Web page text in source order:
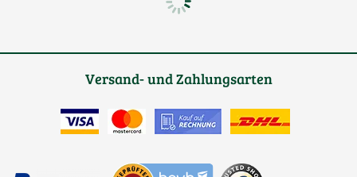
Versand- und Zahlungsarten